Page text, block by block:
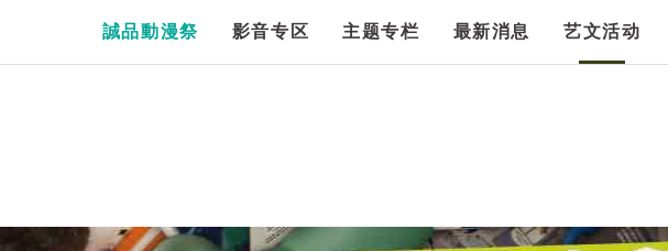
誠品動漫祭 影音专区 主题专栏 最新消息 艺文活动